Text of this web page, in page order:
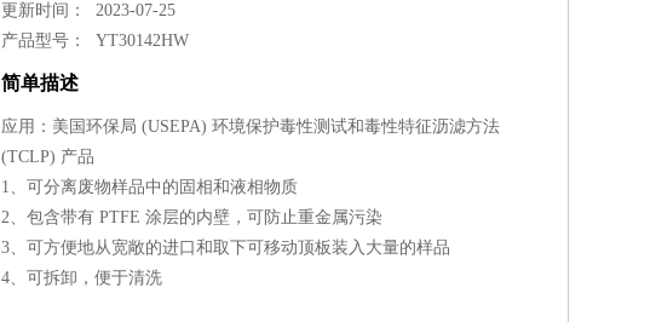
更新时间： 2023-07-25
产品型号：YT30142HW
简单描述
应用：美国环保局 (USEPA) 环境保护毒性测试和毒性特征沥滤方法
(TCLP) 产品
1、可分离废物样品中的固相和液相物质
2、包含带有 PTFE 涂层的内壁，可防止重金属污染
3、可方便地从宽敞的进口和取下可移动顶板装入大量的样品
4、可拆卸，便于清洗